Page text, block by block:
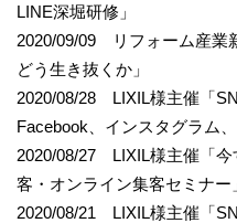
LINE深堀研修」
2020/09/09 リフォーム産業
どう生き抜くか」
2020/08/28 LIXIL様主催「
Facebook、インスタグラム
2020/08/27 LIXIL様主催「
客・オンライン集客セミナー
2020/08/21 LIXIL様主催「